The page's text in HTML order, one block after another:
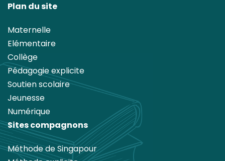
Plan du site
Maternelle
Elémentaire
Collège
Pédagogie explicite
Soutien scolaire
Jeunesse
Numérique
Sites compagnons
Méthode de Singapour